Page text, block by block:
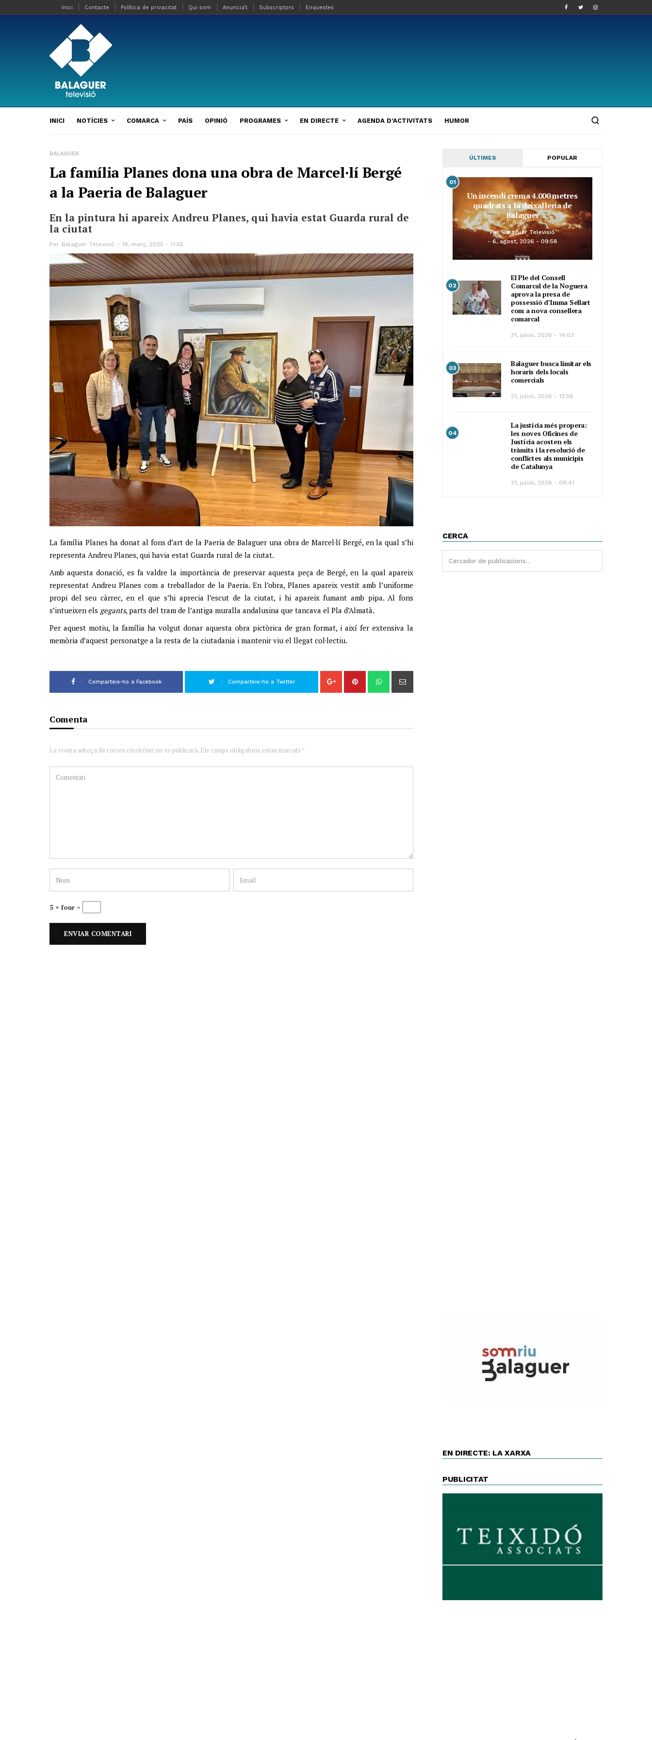
Inici Contacte Política de privacitat Qui som Anuncia’t Subscriptors Enquestes
INICI NOTÍCIES COMARCA PAÍS OPINIÓ PROGRAMES EN DIRECTE AGENDA D’ACTIVITATS HUMOR
BALAGUER
La família Planes dona una obra de Marcel·lí Bergé
a la Paeria de Balaguer
En la pintura hi apareix Andreu Planes, qui havia estat Guarda rural de
la ciutat
Per Balaguer Televisió 19, març, 2025 - 11:55
La família Planes ha donat al fons d’art de la Paeria de Balaguer una obra de Marcel·lí Bergé, en la qual s’hi
representa Andreu Planes, qui havia estat Guarda rural de la ciutat.
Amb aquesta donació, es fa valdre la importància de preservar aquesta peça de Bergé, en la qual apareix
representat Andreu Planes com a treballador de la Paeria. En l’obra, Planes apareix vestit amb l’uniforme
propi del seu càrrec, en el que s’hi aprecia l’escut de la ciutat, i hi apareix fumant amb pipa. Al fons
s’intueixen els gegants, parts del tram de l’antiga muralla andalusina que tancava el Pla d’Almatà.
Per aquest motiu, la família ha volgut donar aquesta obra pictòrica de gran format, i així fer extensiva la
memòria d’aquest personatge a la resta de la ciutadania i mantenir viu el llegat col·lectiu.
Comparteix-ho a Facebook Comparteix-ho a Twitter
Comenta
La vostra adreça de correu electrònic no es publicarà. Els camps obligatoris estan marcats *
5 × four =
ÚLTIMES POPULAR
01
Un incendi crema 4.000 metres
quadrats a la deixalleria de
Balaguer
Per Balaguer Televisió
6, agost, 2026 - 09:58
02
El Ple del Consell
Comarcal de la Noguera
aprova la presa de
possessió d’Imma Sellart
com a nova consellera
comarcal
31, juliol, 2026 - 14:03
03
Balaguer busca limitar els
horaris dels locals
comercials
31, juliol, 2026 - 13:58
04
La justícia més propera:
les noves Oficines de
Justícia acosten els
tràmits i la resolució de
conflictes als municipis
de Catalunya
31, juliol, 2026 - 08:41
CERCA
EN DIRECTE: LA XARXA
PUBLICITAT